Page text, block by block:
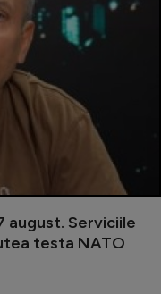
august. Serviciile
testa NATO